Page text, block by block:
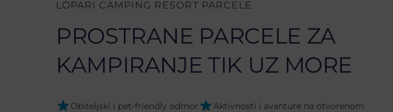
LOPARI CAMPING RESORT PARCELE
PROSTRANE PARCELE ZA
KAMPIRANJE TIK UZ MORE
Obiteljski i pet-friendly odmor
Aktivnosti i avanture na otvorenom